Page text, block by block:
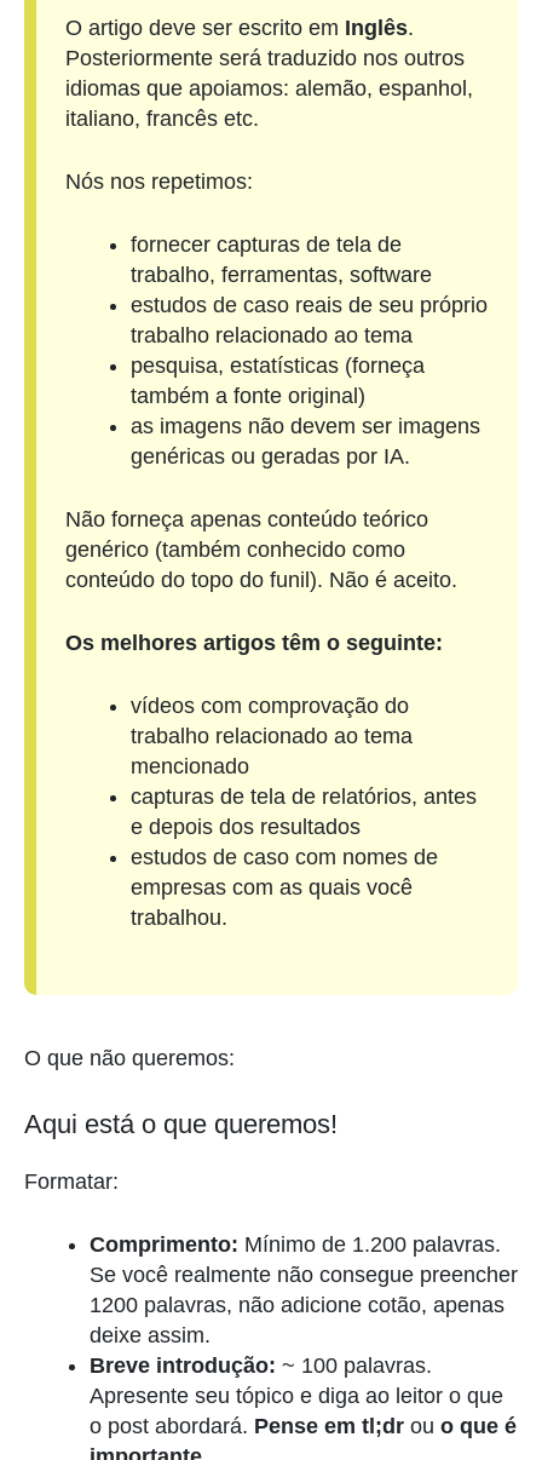
O artigo deve ser escrito em Inglês.
Posteriormente será traduzido nos outros
idiomas que apoiamos: alemão, espanhol,
italiano, francês etc.
Nós nos repetimos:
fornecer capturas de tela de
trabalho, ferramentas, software
estudos de caso reais de seu próprio
trabalho relacionado ao tema
pesquisa, estatísticas (forneça
também a fonte original)
as imagens não devem ser imagens
genéricas ou geradas por IA.
Não forneça apenas conteúdo teórico
genérico (também conhecido como
conteúdo do topo do funil). Não é aceito.
Os melhores artigos têm o seguinte:
vídeos com comprovação do
trabalho relacionado ao tema
mencionado
capturas de tela de relatórios, antes
e depois dos resultados
estudos de caso com nomes de
empresas com as quais você
trabalhou.
O que não queremos:
Aqui está o que queremos!
Formatar:
Comprimento: Mínimo de 1.200 palavras.
Se você realmente não consegue preencher
1200 palavras, não adicione cotão, apenas
deixe assim.
Breve introdução: ~ 100 palavras.
Apresente seu tópico e diga ao leitor o que
o post abordará. Pense em tl;dr ou o que é